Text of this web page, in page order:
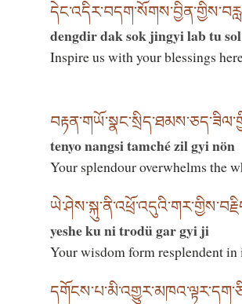
dengdir dak sok jingyi lab tu sol
Inspire us with your blessings
tenyo nangsi tamché zil gyi nön
Your splendour overwhelms the
yeshe ku ni trodü gar gyi ji
Your wisdom form resplendent